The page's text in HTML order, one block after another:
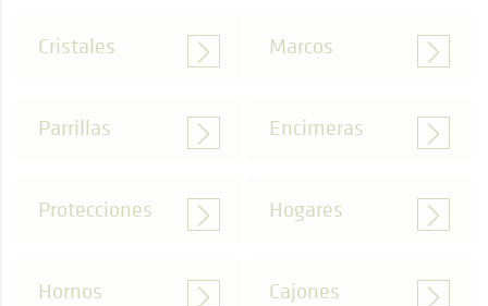
Cristales Marcos
Parrillas Encimeras
Protecciones Hogares
Hornos Cajones